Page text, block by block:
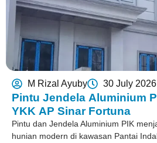
M Rizal Ayuby 30 July 2026
Pintu Jendela Aluminium
YKK AP Sinar Fortuna
Pintu dan Jendela Aluminium PIK
hunian modern di kawasan Pantai